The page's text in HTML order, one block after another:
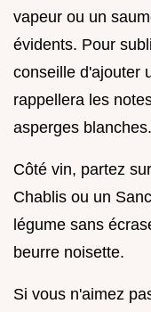
vapeur ou un
évidents. Pour
conseille d'ajouter
rappellera les
asperges blanches.
Côté vin, partez
Chablis ou un
légume sans
beurre noisette.
Si vous n'aimez